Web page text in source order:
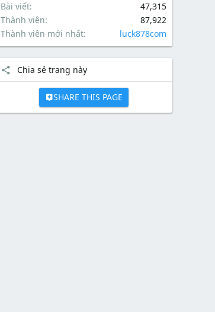
Bài viết
47,315
Thành viên
87,922
Thành viên mới nhất
luck878com
Chia sẻ trang này
SHARE THIS PAGE